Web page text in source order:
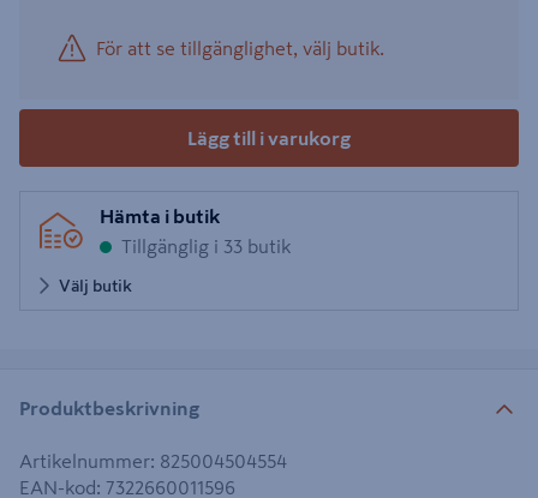
För att se tillgänglighet, välj butik.
Lägg till i varukorg
Hämta i butik
Tillgänglig i 33 butik
Välj butik
Produktbeskrivning
Artikelnummer: 825004504554
EAN-kod: 7322660011596